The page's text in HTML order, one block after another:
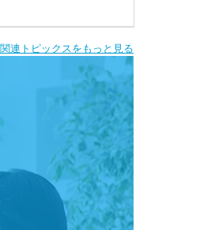
関連トピックスをもっと見る